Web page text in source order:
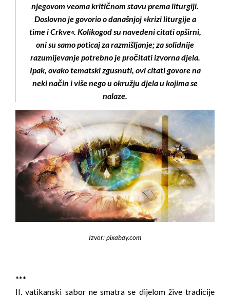
njegovom veoma kritičnom stavu prema liturgiji.
Doslovno je govorio o današnjoj »krizi liturgije a
time i Crkve«. Kolikogod su navedeni citati opširni,
oni su samo poticaj za razmišljanje; za solidnije
razumijevanje potrebno je pročitati izvorna djela.
Ipak, ovako tematski zgusnuti, ovi citati govore na
neki način i više nego u okružju djela u kojima se
nalaze.
Izvor: pixabay.com
***
II. vatikanski sabor ne smatra se dijelom žive tradicije